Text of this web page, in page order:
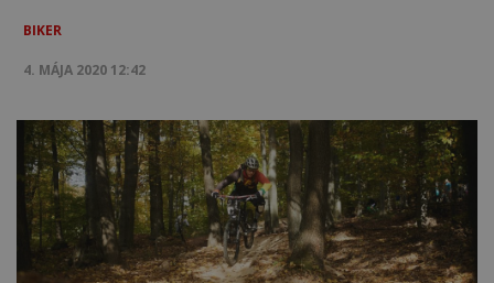
BIKER
4. MÁJA 2020 12:42